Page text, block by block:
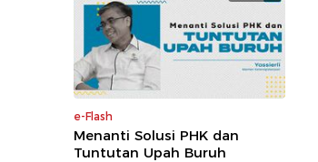
e-Flash
Menanti Solusi PHK dan
Tuntutan Upah Buruh